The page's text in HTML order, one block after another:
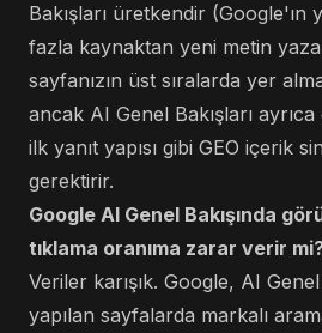
Bakışları üretkendir (Google'ın
fazla kaynaktan yeni metin
sayfanızın üst sıralarda yer
ancak AI Genel Bakışları
ilk yanıt yapısı gibi GEO içerik
gerektirir.
Google AI Genel Bakışında
tıklama oranıma zarar verir
Veriler karışık. Google, AI Genel
yapılan sayfalarda markalı